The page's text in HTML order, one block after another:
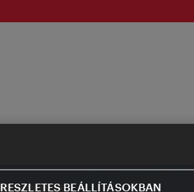
RESZLETES BEÁLLÍTÁSOKBAN